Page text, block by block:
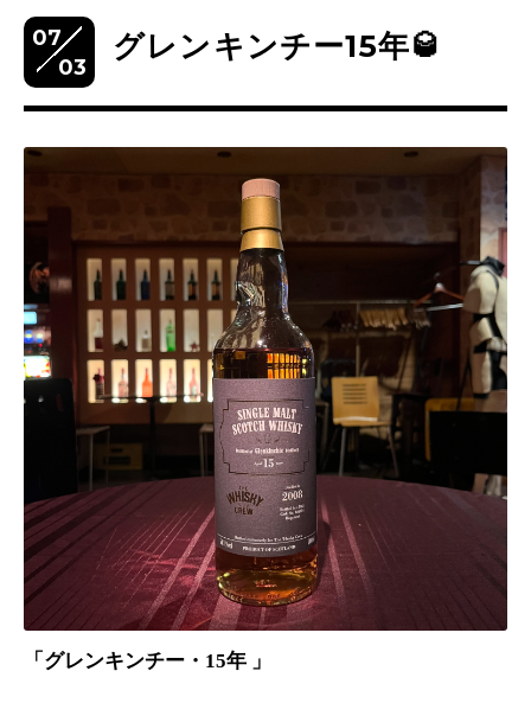
07
03
グレンキンチー15年🥃
「グレンキンチー・15年 」